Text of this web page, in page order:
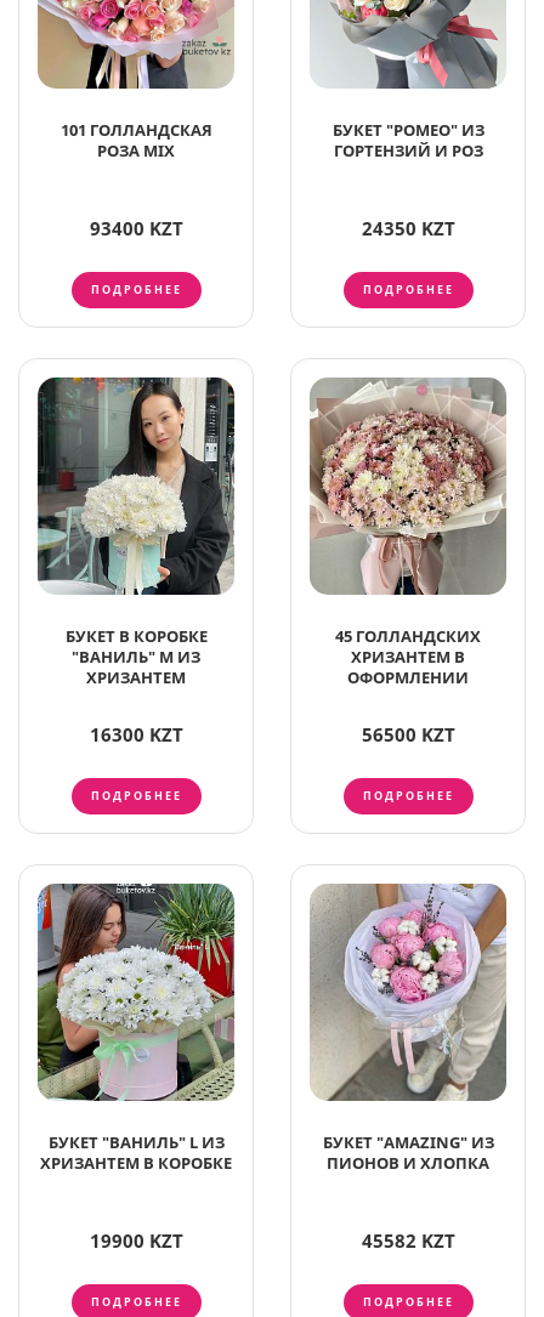
101 ГОЛЛАНДСКАЯ
РОЗА MIX
93400 KZT
ПОДРОБНЕЕ
БУКЕТ "РОМЕО" ИЗ
ГОРТЕНЗИЙ И РОЗ
24350 KZT
ПОДРОБНЕЕ
БУКЕТ В КОРОБКЕ
"ВАНИЛЬ" M ИЗ
ХРИЗАНТЕМ
16300 KZT
ПОДРОБНЕЕ
45 ГОЛЛАНДСКИХ
ХРИЗАНТЕМ В
ОФОРМЛЕНИИ
56500 KZT
ПОДРОБНЕЕ
БУКЕТ "ВАНИЛЬ" L ИЗ
ХРИЗАНТЕМ В КОРОБКЕ
19900 KZT
ПОДРОБНЕЕ
БУКЕТ "AMAZING" ИЗ
ПИОНОВ И ХЛОПКА
45582 KZT
ПОДРОБНЕЕ